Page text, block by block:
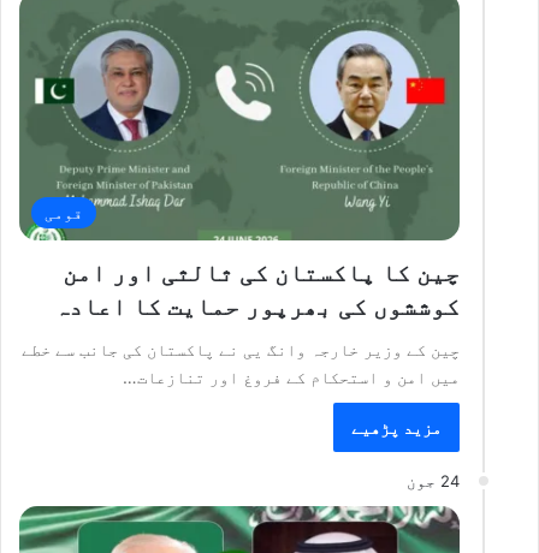
قومی
چین کا پاکستان کی ثالثی اور امن
کوششوں کی بھرپور حمایت کا اعادہ
چین کے وزیر خارجہ وانگ یی نے پاکستان کی جانب سے خطے
میں امن و استحکام کے فروغ اور تنازعات…
مزید پڑھیے
24 جون